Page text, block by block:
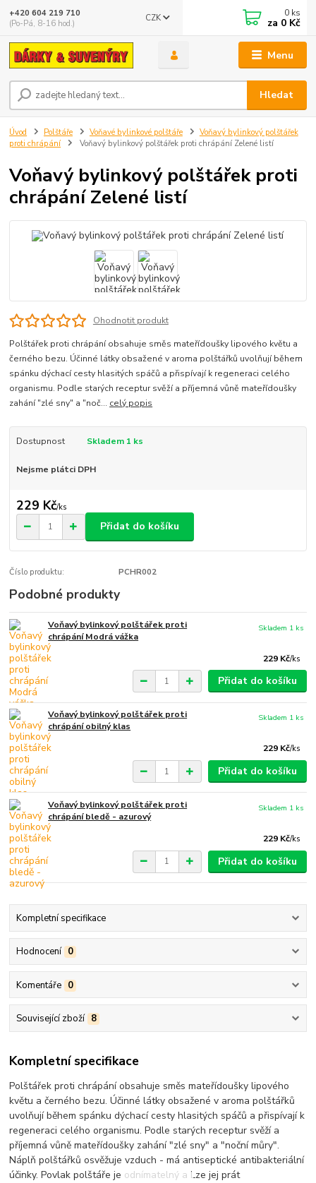
Menu
CZK
Hledat
+420 604 219 710
(Po-Pá, 8-16 hod.)
0 ks
za 0 Kč
Úvod Polštáře Voňavé bylinkové polštáře
Voňavý bylinkový polštářek
proti chrápání
Voňavý bylinkový polštářek proti chrápání Zelené listí
Voňavý bylinkový polštářek proti
chrápání Zelené listí
Ohodnotit produkt
Polštářek proti chrápání obsahuje směs mateřídoušky lipového květu a
černého bezu. Účinné látky obsažené v aroma polštářků uvolňují během
spánku dýchací cesty hlasitých spáčů a přispívají k regeneraci celého
organismu. Podle starých receptur svěží a příjemná vůně mateřídoušky
zahání "zlé sny" a "noč... celý popis
Dostupnost Skladem 1 ks
Nejsme plátci DPH
229 Kč/ks
Přidat do košíku
Číslo produktu: PCHR002
Podobné produkty
Voňavý bylinkový polštářek proti
chrápání Modrá vážka
229 Kč/ks
Skladem 1 ks
Přidat do košíku
Voňavý bylinkový polštářek proti
chrápání obilný klas
229 Kč/ks
Skladem 1 ks
Přidat do košíku
Voňavý bylinkový polštářek proti
chrápání bledě - azurový
229 Kč/ks
Skladem 1 ks
Přidat do košíku
Kompletní specifikace
Hodnocení 0
Komentáře 0
Související zboží 8
Kompletní specifikace
Polštářek proti chrápání obsahuje směs mateřídoušky lipového
květu a černého bezu. Účinné látky obsažené v aroma polštářků
uvolňují během spánku dýchací cesty hlasitých spáčů a přispívají k
regeneraci celého organismu. Podle starých receptur svěží a
příjemná vůně mateřídoušky zahání "zlé sny" a "noční můry".
Náplň polštářků osvěžuje vzduch - má antiseptické antibakteriální
účinky. Povlak polštáře je odnímatelný a Lze jej prát